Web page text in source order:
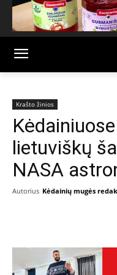
Krašto žinios
lietuviškų
NASA
Autorius Kėdainių mugės